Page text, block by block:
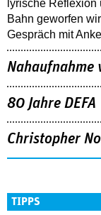
lyrische
Bahn geworfen
Gespräch mit
Nahaufnahme
80 Jahre DEFA
Christopher
TIPPS